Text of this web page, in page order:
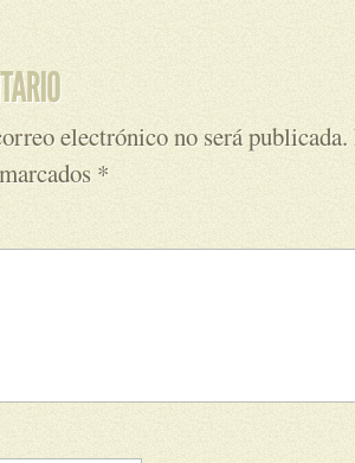
electrónico no será publicada.
*